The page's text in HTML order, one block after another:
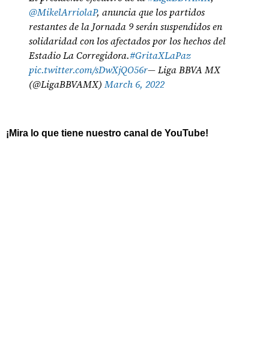
@MikelArriolaP, anuncia que los partidos
restantes de la Jornada 9 serán suspendidos en
solidaridad con los afectados por los hechos del
Estadio La Corregidora.#GritaXLaPaz
pic.twitter.com/sDwXjQO56r— Liga BBVA MX
(@LigaBBVAMX)March 6, 2022
¡Mira lo que tiene nuestro canal de YouTube!